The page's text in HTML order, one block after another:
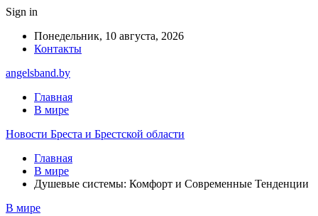
Sign in
Понедельник, 10 августа, 2026
Контакты
angelsband.by
Главная
В мире
Новости Бреста и Брестской области
Главная
В мире
Душевые системы: Комфорт и Современные Тенденции
В мире